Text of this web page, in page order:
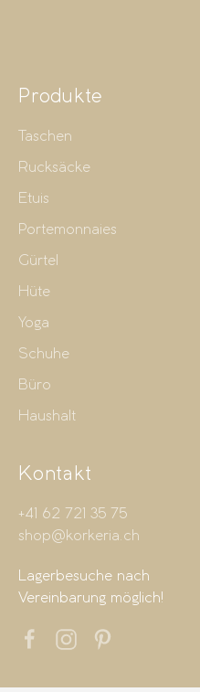
Produkte
Taschen
Rucksäcke
Etuis
Portemonnaies
Gürtel
Hüte
Yoga
Schuhe
Büro
Haushalt
Kontakt
+41 62 721 35 75
shop@korkeria.ch
Lagerbesuche nach
Vereinbarung möglich!